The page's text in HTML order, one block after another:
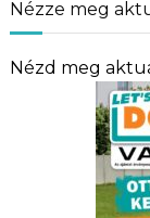
Nézze meg
Nézd meg